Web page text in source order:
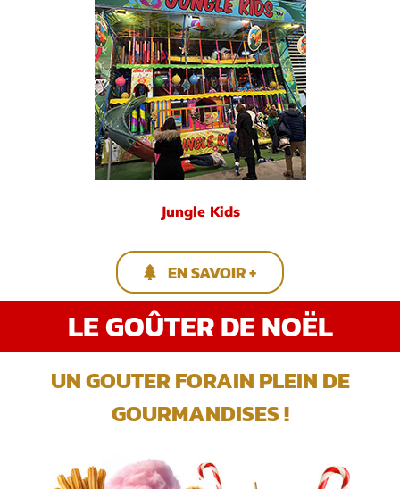
Jungle Kids
EN SAVOIR +
LE GOÛTER DE NOËL
UN GOUTER FORAIN PLEIN DE
GOURMANDISES !